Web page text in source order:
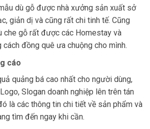
dù gỗ được nhà xưởng sản xuất sở
giản dị và cũng rất chi tinh tế. Cũng
che gỗ rất được các Homestay và
cách đồng quê ưa chuộng cho mình.
cáo
quảng bá cao nhất cho người dùng,
Slogan doanh nghiệp lên trên tán
là các thông tin chi tiết về sản phẩm và
tìm đến ngay khi cần.